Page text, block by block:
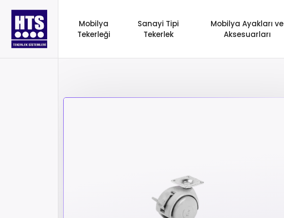
Mobilya
Tekerleği
Sanayi Tipi
Tekerlek
Mobilya Ayakları ve
Aksesuarları